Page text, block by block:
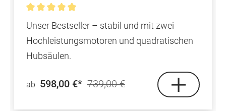
Durchschnittliche Bewertung von 4.9 von 5
Unser Bestseller – stabil und mit zwei
Hochleistungsmotoren und quadratischen
Hubsäulen.
ab 598,00 €* 739,00 €